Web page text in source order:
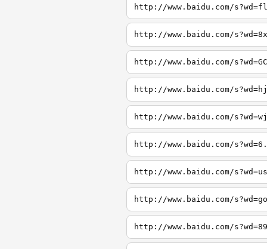
http://www.baidu.com/
http://www.baidu.com/
http://www.baidu.com/
http://www.baidu.com/
http://www.baidu.com/
http://www.baidu.com/
http://www.baidu.com/
http://www.baidu.com/
http://www.baidu.com/